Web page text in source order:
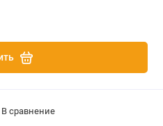
В сравнение